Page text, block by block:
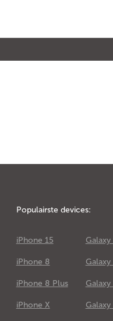
Populairste devices:
iPhone 15
iPhone 8
iPhone 8 Plus
iPhone X
Galaxy
Galaxy
Galaxy